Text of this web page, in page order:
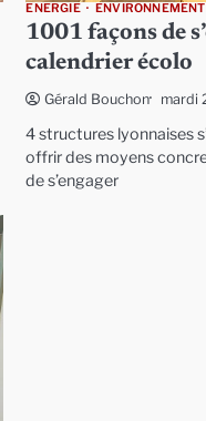
ENERGIE ENVIRONNEMENT
1001 façons de
calendrier écolo
Gérald Bouchon mardi
4 structures lyonnaises
offrir des moyens
de s’engager